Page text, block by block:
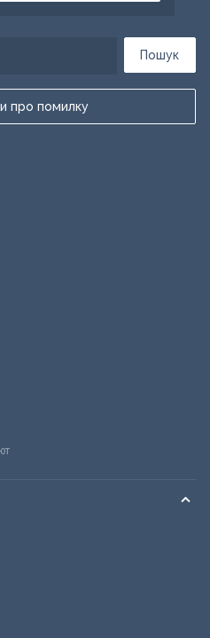
Пошук
про помилку